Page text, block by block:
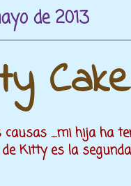
de 2013
Cake
....mi hija ha
Kitty es la